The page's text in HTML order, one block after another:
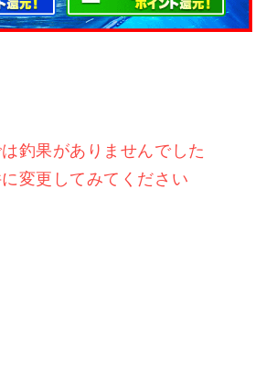
釣果がありませんでした
変更してみてください